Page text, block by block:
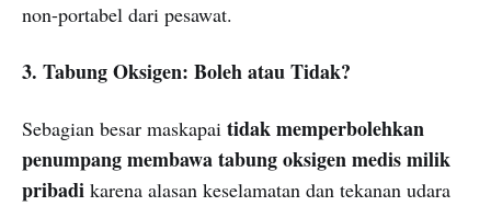
non-portabel dari pesawat.
3. Tabung Oksigen: Boleh atau Tidak?
Sebagian besar maskapai tidak memperbolehkan
penumpang membawa tabung oksigen medis milik
pribadi karena alasan keselamatan dan tekanan udara